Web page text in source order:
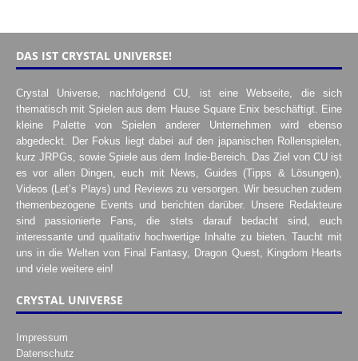
DAS IST CRYSTAL UNIVERSE!
Crystal Universe, nachfolgend CU, ist eine Webseite, die sich
thematisch mit Spielen aus dem Hause Square Enix beschäftigt. Eine
kleine Palette von Spielen anderer Unternehmen wird ebenso
abgedeckt. Der Fokus liegt dabei auf den japanischen Rollenspielen,
kurz JRPGs, sowie Spiele aus dem Indie-Bereich. Das Ziel von CU ist
es vor allen Dingen, euch mit News, Guides (Tipps & Lösungen),
Videos (Let’s Plays) und Reviews zu versorgen. Wir besuchen zudem
themenbezogene Events und berichten darüber. Unsere Redakteure
sind passionierte Fans, die stets darauf bedacht sind, euch
interessante und qualitativ hochwertige Inhalte zu bieten. Taucht mit
uns in die Welten von Final Fantasy, Dragon Quest, Kingdom Hearts
und viele weitere ein!
CRYSTAL UNIVERSE
Impressum
Datenschutz